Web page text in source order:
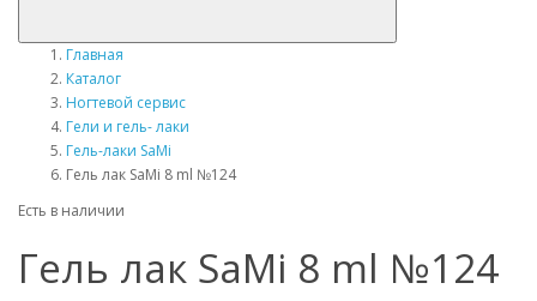
Главная
Каталог
Ногтевой сервис
Гели и гель- лаки
Гель-лаки SaMi
Гель лак SaMi 8 ml №124
Есть в наличии
Гель лак SaMi 8 ml №124